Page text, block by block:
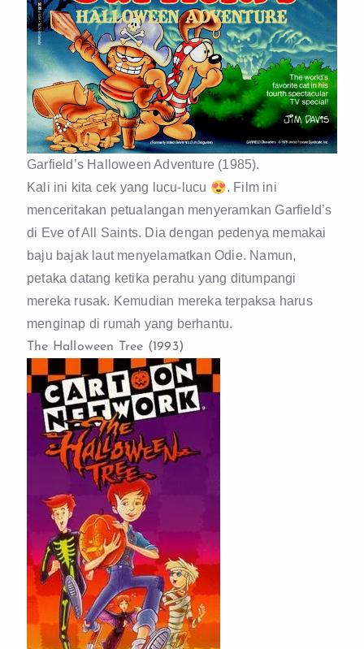
Garfield’s Halloween Adventure (1985).
Kali ini kita cek yang lucu-lucu 😍. Film ini
menceritakan petualangan menyeramkan Garfield’s
di Eve of All Saints. Dia dengan pedenya memakai
baju bajak laut menyelamatkan Odie. Namun,
petaka datang ketika perahu yang ditumpangi
mereka rusak. Kemudian mereka terpaksa harus
menginap di rumah yang berhantu.
The Halloween Tree (1993)